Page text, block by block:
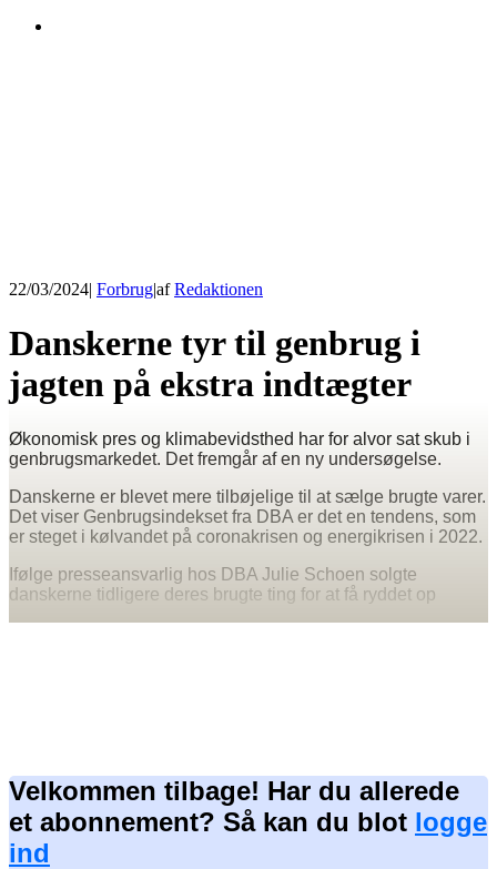
22/03/2024| Forbrug|afRedaktionen
Danskerne tyr til genbrug i
jagten på ekstra indtægter
Økonomisk pres og klimabevidsthed har for alvor sat skub i
genbrugsmarkedet. Det fremgår af en ny undersøgelse.
Danskerne er blevet mere tilbøjelige til at sælge brugte varer.
Det viser Genbrugsindekset fra DBA er det en tendens, som
er steget i kølvandet på coronakrisen og energikrisen i 2022.
Ifølge presseansvarlig hos DBA Julie Schoen solgte
danskerne tidligere deres brugte ting for at få ryddet op
Velkommen tilbage! Har du allerede
et abonnement? Så kan du blot logge
ind